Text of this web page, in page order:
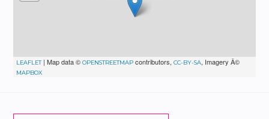
LEAFLET| Map data ©OPENSTREETMAP contributors,CC-BY-SA, Imagery Â©
MAPBOX